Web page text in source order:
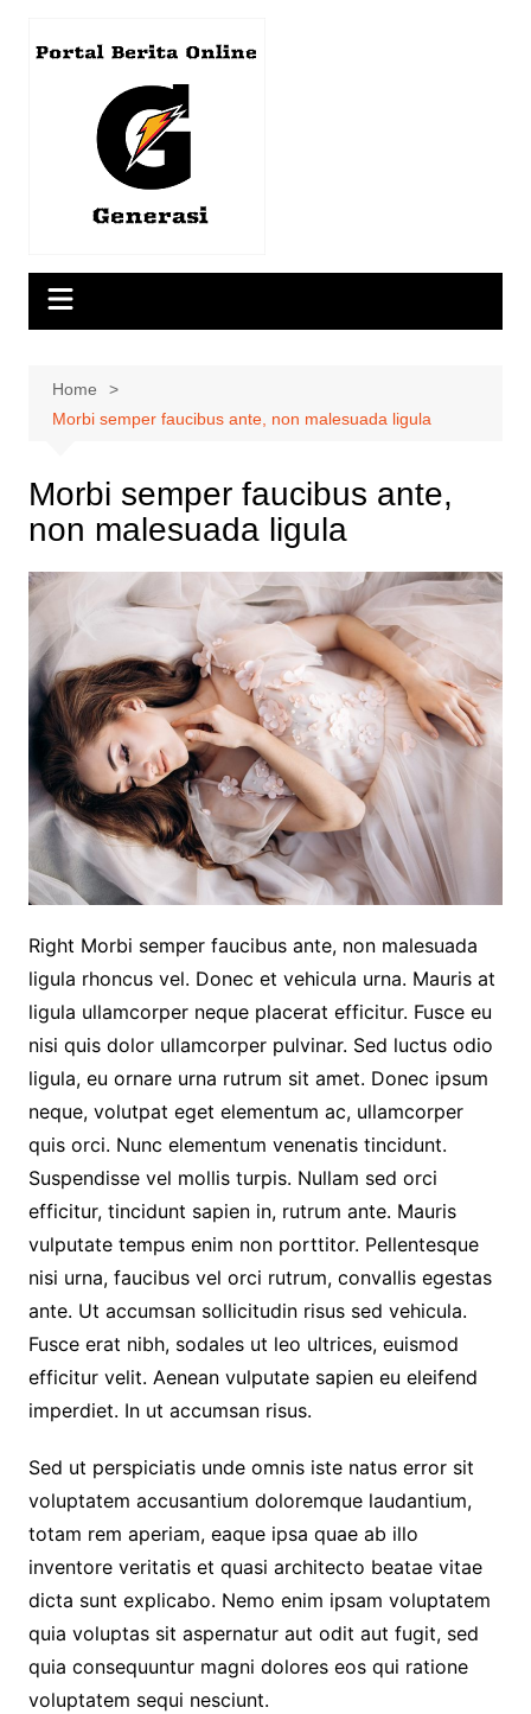
Home
Morbi semper faucibus ante, non malesuada ligula
Morbi semper faucibus ante,
non malesuada ligula
Right Morbi semper faucibus ante, non malesuada
ligula rhoncus vel. Donec et vehicula urna. Mauris at
ligula ullamcorper neque placerat efficitur. Fusce eu
nisi quis dolor ullamcorper pulvinar. Sed luctus odio
ligula, eu ornare urna rutrum sit amet. Donec ipsum
neque, volutpat eget elementum ac, ullamcorper
quis orci. Nunc elementum venenatis tincidunt.
Suspendisse vel mollis turpis. Nullam sed orci
efficitur, tincidunt sapien in, rutrum ante. Mauris
vulputate tempus enim non porttitor. Pellentesque
nisi urna, faucibus vel orci rutrum, convallis egestas
ante. Ut accumsan sollicitudin risus sed vehicula.
Fusce erat nibh, sodales ut leo ultrices, euismod
efficitur velit. Aenean vulputate sapien eu eleifend
imperdiet. In ut accumsan risus.
Sed ut perspiciatis unde omnis iste natus error sit
voluptatem accusantium doloremque laudantium,
totam rem aperiam, eaque ipsa quae ab illo
inventore veritatis et quasi architecto beatae vitae
dicta sunt explicabo. Nemo enim ipsam voluptatem
quia voluptas sit aspernatur aut odit aut fugit, sed
quia consequuntur magni dolores eos qui ratione
voluptatem sequi nesciunt.